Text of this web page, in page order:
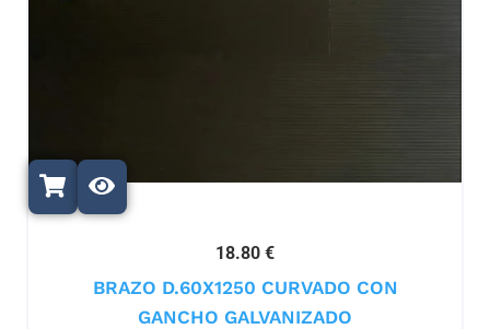
18.80 €
BRAZO D.60X1250 CURVADO CON
GANCHO GALVANIZADO